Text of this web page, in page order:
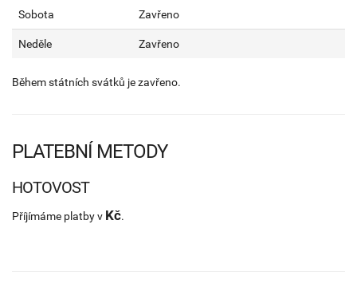
Sobota Zavřeno
Neděle Zavřeno
Během státních svátků je zavřeno.
PLATEBNÍ METODY
HOTOVOST
Příjímáme platby v Kč.